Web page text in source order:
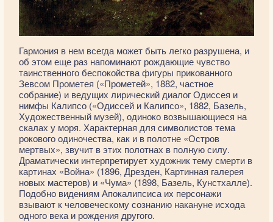
Гармония в нем всегда может быть легко разрушена, и
об этом еще раз напоминают рождающие чувство
таинственного беспокойства фигуры прикованного
Зевсом Прометея («Прометей», 1882, частное
собрание) и ведущих лирический диалог Одиссея и
нимфы Калипсо («Одиссей и Калипсо», 1882, Базель,
Художественный музей), одиноко возвышающиеся на
скалах у моря. Характерная для символистов тема
рокового одиночества, как и в полотне «Остров
мертвых», звучит в этих полотнах в полную силу.
Драматически интерпретирует художник тему смерти в
картинах «Война» (1896, Дрезден, Картинная галерея
новых мастеров) и «Чума» (1898, Базель, Кунстхалле).
Подобно видениям Апокалипсиса их персонажи
взывают к человеческому сознанию накануне исхода
одного века и рождения другого.